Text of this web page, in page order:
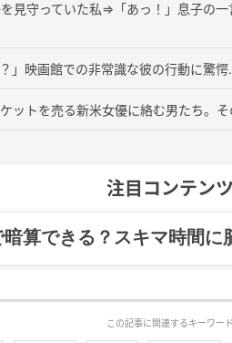
見守っていた私⇒「あっ！」息子の
？」映画館での非常識な彼の行動に驚
ケットを売る新米女優に絡む男たち。
注目コンテンツ
、子育て、旅行記……全部
この記事に関連するキーワード